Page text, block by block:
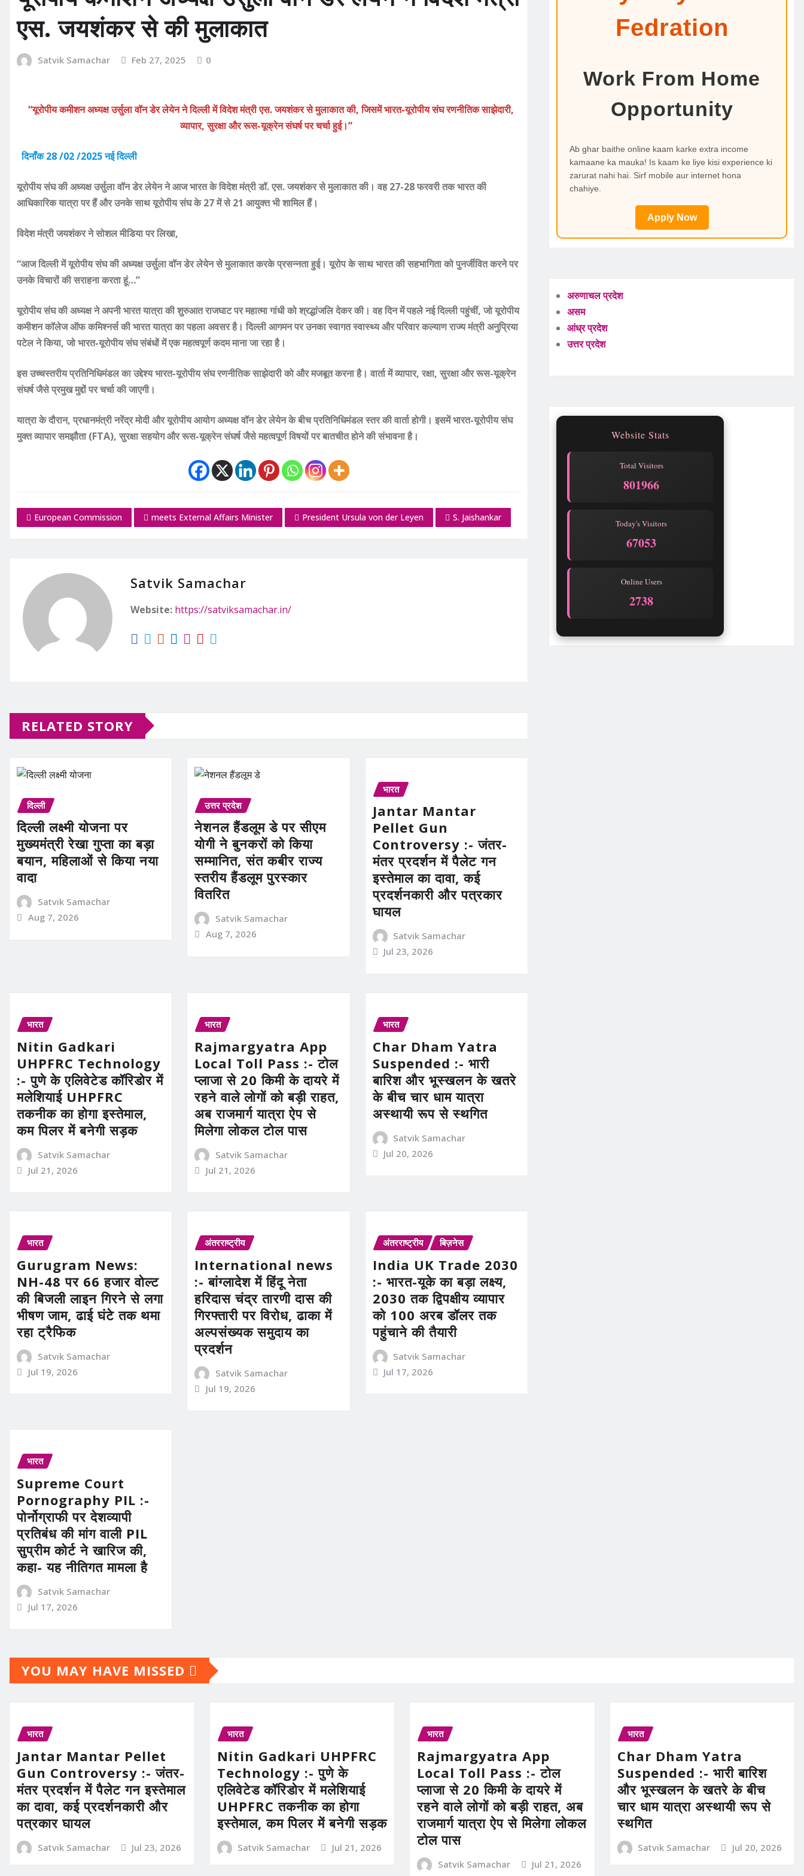
एस. जयशंकर से की मुलाकात
Satvik Samachar Feb 27, 2025 0
“यूरोपीय कमीशन अध्यक्ष उर्सुला वॉन डेर लेयेन ने दिल्ली में विदेश मंत्री एस. जयशंकर से मुलाकात की, जिसमें भारत-यूरोपीय संघ रणनीतिक साझेदारी,
व्यापार, सुरक्षा और रूस-यूक्रेन संघर्ष पर चर्चा हुई।”
दिनाँक 28 /02 /2025 नई दिल्ली
यूरोपीय संघ की अध्यक्ष उर्सुला वॉन डेर लेयेन ने आज भारत के विदेश मंत्री डॉ. एस. जयशंकर से मुलाकात की। वह 27-28 फरवरी तक भारत की
आधिकारिक यात्रा पर हैं और उनके साथ यूरोपीय संघ के 27 में से 21 आयुक्त भी शामिल हैं।
विदेश मंत्री जयशंकर ने सोशल मीडिया पर लिखा,
“आज दिल्ली में यूरोपीय संघकी अध्यक्ष उर्सुला वॉन डेर लेयेनसे मुलाकात करके प्रसन्नता हुई। यूरोप के साथ भारत की सहभागिता को पुनर्जीवित करने पर
उनके विचारों की सराहना करता हूं…”
यूरोपीय संघ की अध्यक्ष ने अपनी भारत यात्रा की शुरुआत राजघाट पर महात्मा गांधी को श्रद्धांजलि देकर की। वह दिन में पहले नई दिल्ली पहुंचीं, जो यूरोपीय
कमीशन कॉलेज ऑफ कमिश्नर्स की भारत यात्रा का पहला अवसर है। दिल्ली आगमन पर उनका स्वागत स्वास्थ्य और परिवार कल्याण राज्य मंत्री अनुप्रिया
पटेल ने किया, जो भारत-यूरोपीय संघ संबंधों में एक महत्वपूर्ण कदम माना जा रहा है।
इस उच्चस्तरीय प्रतिनिधिमंडल का उद्देश्य भारत-यूरोपीय संघ रणनीतिक साझेदारी को और मजबूत करना है। वार्ता में व्यापार, रक्षा, सुरक्षा और रूस-यूक्रेन
संघर्ष जैसे प्रमुख मुद्दों पर चर्चा की जाएगी।
यात्रा के दौरान, प्रधानमंत्री नरेंद्र मोदी और यूरोपीय आयोग अध्यक्ष वॉन डेर लेयेन के बीच प्रतिनिधिमंडल स्तर की वार्ता होगी। इसमें भारत-यूरोपीय संघ
मुक्त व्यापार समझौता (FTA), सुरक्षा सहयोग और रूस-यूक्रेन संघर्ष जैसे महत्वपूर्ण विषयों पर बातचीत होने की संभावना है।
European Commission meets External Affairs Minister President Ursula von der Leyen S. Jaishankar
Satvik Samachar
Website: https://satviksamachar.in/
RELATED STORY
दिल्ली
दिल्ली लक्ष्मी योजना पर
मुख्यमंत्री रेखा गुप्ता का बड़ा
बयान, महिलाओं से किया नया
वादा
Satvik Samachar
Aug 7, 2026
उत्तर प्रदेश
नेशनल हैंडलूम डे पर सीएम
योगी ने बुनकरों को किया
सम्मानित, संत कबीर राज्य
स्तरीय हैंडलूम पुरस्कार
वितरित
Satvik Samachar
Aug 7, 2026
भारत
Jantar Mantar
Pellet Gun
Controversy :- जंतर-
मंतर प्रदर्शन में पैलेट गन
इस्तेमाल का दावा, कई
प्रदर्शनकारी और पत्रकार
घायल
Satvik Samachar
Jul 23, 2026
भारत
Nitin Gadkari
UHPFRC Technology
:- पुणे के एलिवेटेड कॉरिडोर में
मलेशियाई UHPFRC
तकनीक का होगा इस्तेमाल,
कम पिलर में बनेगी सड़क
Satvik Samachar
Jul 21, 2026
भारत
Rajmargyatra App
Local Toll Pass :- टोल
प्लाजा से 20 किमी के दायरे में
रहने वाले लोगों को बड़ी राहत,
अब राजमार्ग यात्रा ऐप से
मिलेगा लोकल टोल पास
Satvik Samachar
Jul 21, 2026
भारत
Char Dham Yatra
Suspended :- भारी
बारिश और भूस्खलन के खतरे
के बीच चार धाम यात्रा
अस्थायी रूप से स्थगित
Satvik Samachar
Jul 20, 2026
भारत
Gurugram News:
NH-48 पर 66 हजार वोल्ट
की बिजली लाइन गिरने से लगा
भीषण जाम, ढाई घंटे तक थमा
रहा ट्रैफिक
Satvik Samachar
Jul 19, 2026
अंतरराष्ट्रीय
International news
:- बांग्लादेश में हिंदू नेता
हरिदास चंद्र तारणी दास की
गिरफ्तारी पर विरोध, ढाका में
अल्पसंख्यक समुदाय का
प्रदर्शन
Satvik Samachar
Jul 19, 2026
अंतरराष्ट्रीय बिज़नेस
India UK Trade 2030
:- भारत-यूके का बड़ा लक्ष्य,
2030 तक द्विपक्षीय व्यापार
को 100 अरब डॉलर तक
पहुंचाने की तैयारी
Satvik Samachar
Jul 17, 2026
भारत
Supreme Court
Pornography PIL :-
पोर्नोग्राफी पर देशव्यापी
प्रतिबंध की मांग वाली PIL
सुप्रीम कोर्ट ने खारिज की,
कहा- यह नीतिगत मामला है
Satvik Samachar
Jul 17, 2026
Fedration
Work From Home
Opportunity
Ab ghar baithe online kaam karke extra income
kamaane ka mauka! Is kaam ke liye kisi experience ki
zarurat nahi hai. Sirf mobile aur internet hona
chahiye.
Apply Now
अरुणाचल प्रदेश
असम
आंध्र प्रदेश
उत्तर प्रदेश
Website Stats
Total Visitors
801966
Today's Visitors
67053
Online Users
2738
YOU MAY HAVE MISSED
भारत
Jantar Mantar Pellet
Gun Controversy :- जंतर-
मंतर प्रदर्शन में पैलेट गन इस्तेमाल
का दावा, कई प्रदर्शनकारी और
पत्रकार घायल
Satvik Samachar Jul 23, 2026
भारत
Nitin Gadkari UHPFRC
Technology :- पुणे के
एलिवेटेड कॉरिडोर में मलेशियाई
UHPFRC तकनीक का होगा
इस्तेमाल, कम पिलर में बनेगी सड़क
Satvik Samachar Jul 21, 2026
भारत
Rajmargyatra App
Local Toll Pass :- टोल
प्लाजा से 20 किमी के दायरे में
रहने वाले लोगों को बड़ी राहत, अब
राजमार्ग यात्रा ऐप से मिलेगा लोकल
टोल पास
Satvik Samachar Jul 21, 2026
भारत
Char Dham Yatra
Suspended :- भारी बारिश
और भूस्खलन के खतरे के बीच
चार धाम यात्रा अस्थायी रूप से
स्थगित
Satvik Samachar Jul 20, 2026